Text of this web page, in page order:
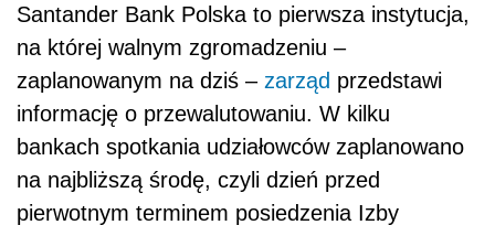
Santander Bank Polska to pierwsza instytucja,
na której walnym zgromadzeniu –
zaplanowanym na dziś – zarząd przedstawi
informację o przewalutowaniu. W kilku
bankach spotkania udziałowców zaplanowano
na najbliższą środę, czyli dzień przed
pierwotnym terminem posiedzenia Izby